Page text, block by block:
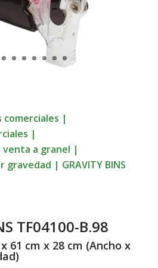
comerciales |
|
venta a granel |
gravedad | GRAVITY BINS
TF04100-B.98
61 cm x 28 cm (Ancho x